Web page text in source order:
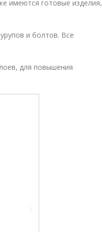
имеются готовые изделия,
и болтов. Все
для повышения